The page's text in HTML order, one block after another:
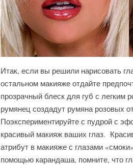
Итак, если вы решили нарисовать
остальном макияже отдайте
прозрачный блеск для губ с
румянец создадут румяна розовых
Поэкспериментируйте с пудрой с
красивый макияж ваших глаз.
атрибут в макияже с глазами
помощью карандаша, помните, что